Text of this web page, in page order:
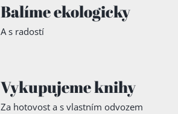
Balíme ekologicky
A s radostí
Vykupujeme knihy
Za hotovost a s vlastním odvozem